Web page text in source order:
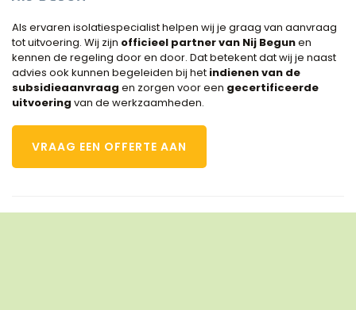
Als ervaren isolatiespecialist helpen wij je graag van aanvraag
tot uitvoering. Wij zijn officieel partner van Nij Begunen
kennen de regeling door en door. Dat betekent dat wij je naast
advies ook kunnen begeleiden bij het indienen van de
subsidieaanvraag en zorgen voor een gecertificeerde
uitvoering van de werkzaamheden.
VRAAG EEN OFFERTE AAN